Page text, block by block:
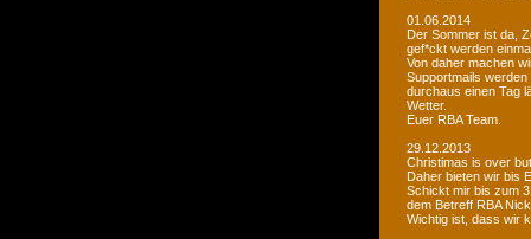
01.06.2014
Der Sommer ist da,
gef*ckt werden
Von daher machen
Supportmails
durchaus einen Tag
Wetter.
Euer RBA Team.
29.12.2013
Christimas is over
Daher bieten wir bis
Schickt mir bis zum
dem Betreff RBA
Wichtig ist, dass wir